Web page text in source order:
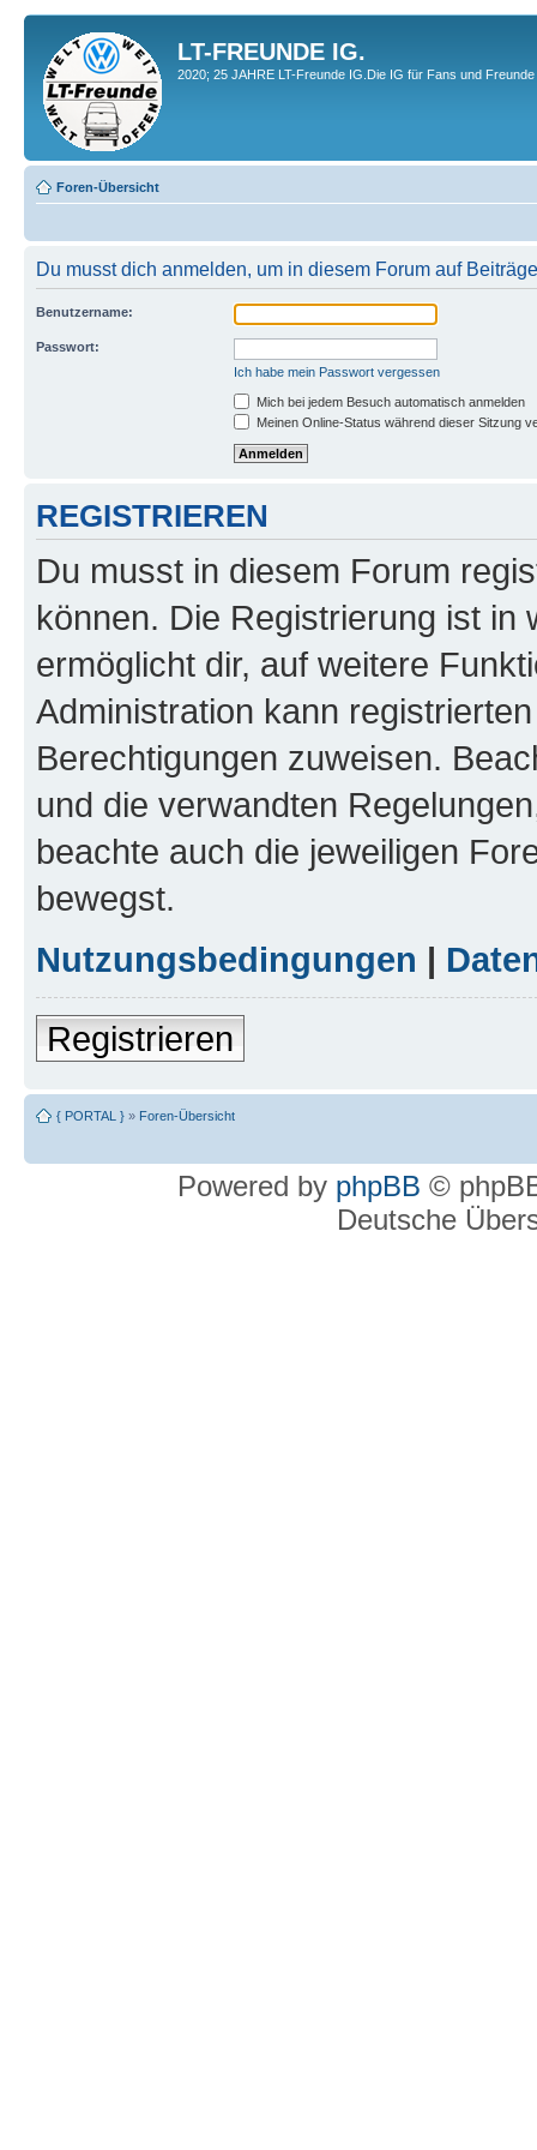
LT-FREUNDE IG.
2020; 25 JAHRE LT-Freunde IG.Die IG für Fans und
Foren-Übersicht
Du musst dich anmelden, um in diesem Forum auf
Benutzername:
Passwort:
Ich habe mein Passwort vergessen
Mich bei jedem Besuch automatisch anmelden
Meinen Online-Status während dieser Sitzung
REGISTRIEREN
Du musst in diesem Forum
können. Die Registrierung ist in
ermöglicht dir, auf weitere
Administration kann
Berechtigungen zuweisen.
und die verwandten
beachte auch die jeweiligen
bewegst.
Nutzungsbedingungen |
Registrieren
{ PORTAL } » Foren-Übersicht
Powered by phpBB ©
Deutsche